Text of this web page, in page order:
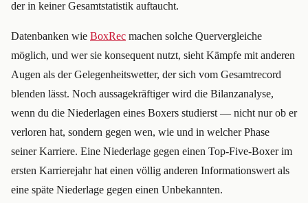
der in keiner Gesamtstatistik auftaucht.
Datenbanken wie BoxRec machen solche Quervergleiche
möglich, und wer sie konsequent nutzt, sieht Kämpfe mit anderen
Augen als der Gelegenheitswetter, der sich vom Gesamtrecord
blenden lässt. Noch aussagekräftiger wird die Bilanzanalyse,
wenn du die Niederlagen eines Boxers studierst — nicht nur ob er
verloren hat, sondern gegen wen, wie und in welcher Phase
seiner Karriere. Eine Niederlage gegen einen Top-Five-Boxer im
ersten Karrierejahr hat einen völlig anderen Informationswert als
eine späte Niederlage gegen einen Unbekannten.